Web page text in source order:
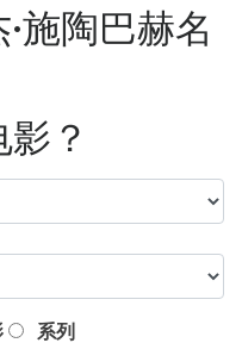
施陶巴赫名
？
系列